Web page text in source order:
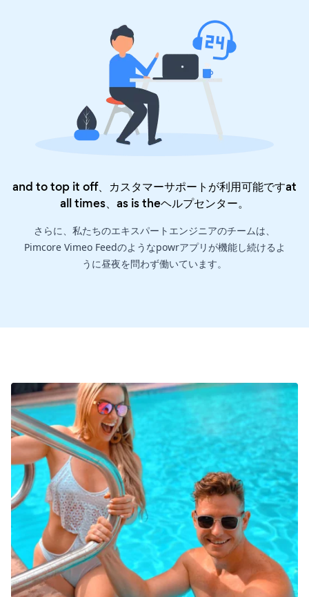
and to top it off、カスタマーサポートが利用可能ですat
all times、as is theヘルプセンター。
さらに、私たちのエキスパートエンジニアのチームは、
Pimcore Vimeo Feedのようなpowrアプリが機能し続けるよ
うに昼夜を問わず働いています。